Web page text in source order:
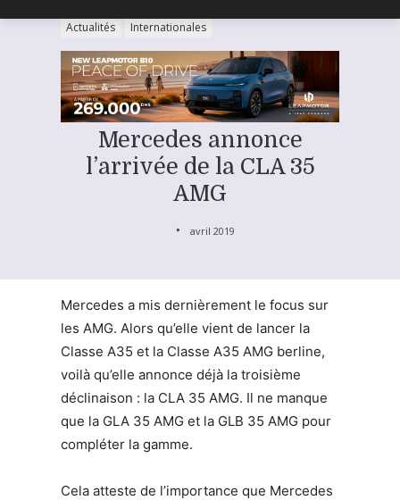
Actualités Internationales
Mercedes annonce
l’arrivée de la CLA 35
AMG
avril 2019
Mercedes a mis dernièrement le focus sur
les AMG. Alors qu’elle vient de lancer la
Classe A35 et la Classe A35 AMG berline,
voilà qu’elle annonce déjà la troisième
déclinaison : la CLA 35 AMG. Il ne manque
que la GLA 35 AMG et la GLB 35 AMG pour
compléter la gamme.
Cela atteste de l’importance que Mercedes